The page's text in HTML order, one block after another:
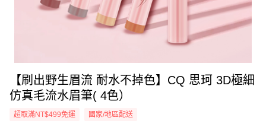
【刷出野生眉流 耐水不掉色】CQ 思珂 3D極細
仿真毛流水眉筆( 4色）
超取滿NT$499免運 國家/地區配送